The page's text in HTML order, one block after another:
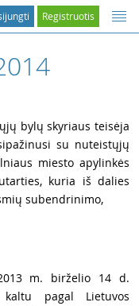
Registruotis
bylų skyriaus teisėja
su nuteistųjų
miesto apylinkės
kuria iš dalies
subendrinimo,
m. birželio 14 d.
pagal Lietuvos